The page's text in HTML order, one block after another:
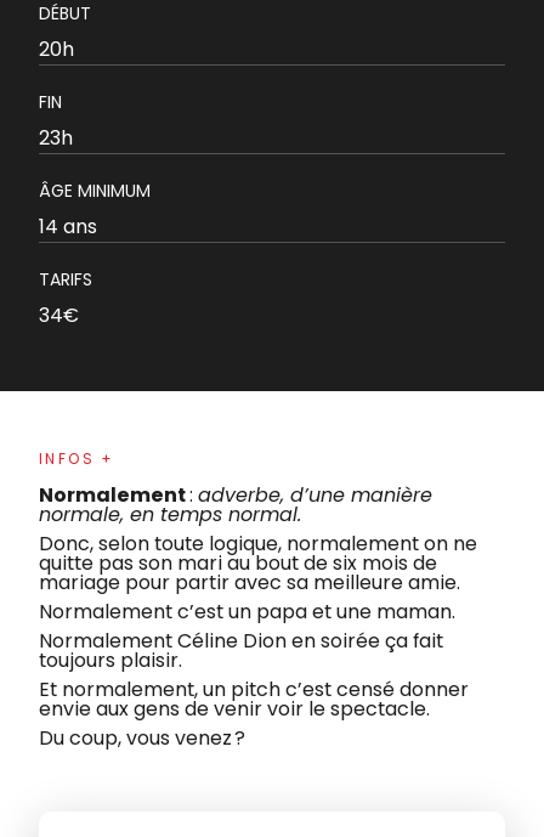
DÉBUT
20h
FIN
23h
ÂGE MINIMUM
14 ans
TARIFS
34€
INFOS +
Normalement: adverbe, d’une manière
normale, en temps normal.
Donc, selon toute logique, normalement on ne
quitte pas son mari au bout de six mois de
mariage pour partir avec sa meilleure amie.
Normalement c’est un papa et une maman.
Normalement Céline Dion en soirée ça fait
toujours plaisir.
Et normalement, un pitch c’est censé donner
envie aux gens de venir voir le spectacle.
Du coup, vous venez ?